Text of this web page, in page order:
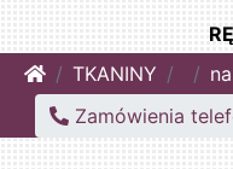
HomeTKANINY
Zamówienia